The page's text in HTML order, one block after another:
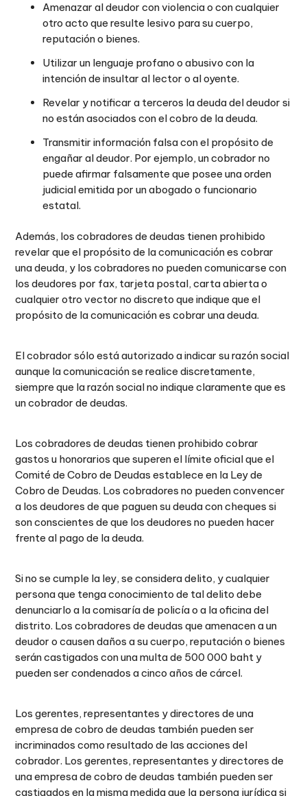
Amenazar al deudor con violencia o con cualquier
otro acto que resulte lesivo para su cuerpo,
reputación o bienes.
Utilizar un lenguaje profano o abusivo con la
intención de insultar al lector o al oyente.
Revelar y notificar a terceros la deuda del deudor si
no están asociados con el cobro de la deuda.
Transmitir información falsa con el propósito de
engañar al deudor. Por ejemplo, un cobrador no
puede afirmar falsamente que posee una orden
judicial emitida por un abogado o funcionario
estatal.
Además, los cobradores de deudas tienen prohibido
revelar que el propósito de la comunicación es cobrar
una deuda, y los cobradores no pueden comunicarse con
los deudores por fax, tarjeta postal, carta abierta o
cualquier otro vector no discreto que indique que el
propósito de la comunicación es cobrar una deuda.
El cobrador sólo está autorizado a indicar su razón social
aunque la comunicación se realice discretamente,
siempre que la razón social no indique claramente que es
un cobrador de deudas.
Los cobradores de deudas tienen prohibido cobrar
gastos u honorarios que superen el límite oficial que el
Comité de Cobro de Deudas establece en la Ley de
Cobro de Deudas. Los cobradores no pueden convencer
a los deudores de que paguen su deuda con cheques si
son conscientes de que los deudores no pueden hacer
frente al pago de la deuda.
Si no se cumple la ley, se considera delito, y cualquier
persona que tenga conocimiento de tal delito debe
denunciarlo a la comisaría de policía o a la oficina del
distrito. Los cobradores de deudas que amenacen a un
deudor o causen daños a su cuerpo, reputación o bienes
serán castigados con una multa de 500 000 baht y
pueden ser condenados a cinco años de cárcel.
Los gerentes, representantes y directores de una
empresa de cobro de deudas también pueden ser
incriminados como resultado de las acciones del
cobrador. Los gerentes, representantes y directores de
una empresa de cobro de deudas también pueden ser
castigados en la misma medida que la persona jurídica si